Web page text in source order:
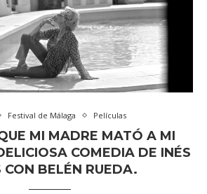
Festival de Málaga Películas
MI MADRE MATÓ A MI
COMEDIA DE INÉS
CON BELÉN RUEDA.